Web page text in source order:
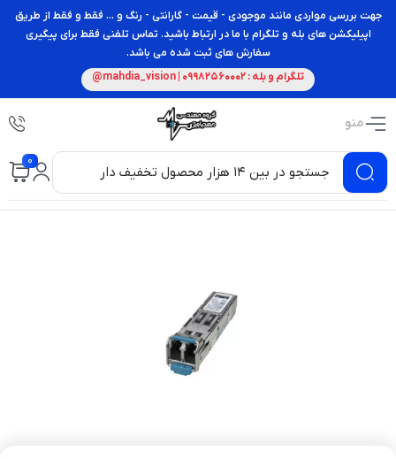
جهت بررسی مواردی مانند موجودی - قیمت - گارانتی - رنگ و ... فقط و فقط از طریق
اپیلیکشن های بله و تلگرام با ما در ارتباط باشید. تماس تلفنی فقط برای پیگیری
سفارش های ثبت شده می باشد.
تلگرام و بله : 09982560002 | mahdia_vision@
منو
0